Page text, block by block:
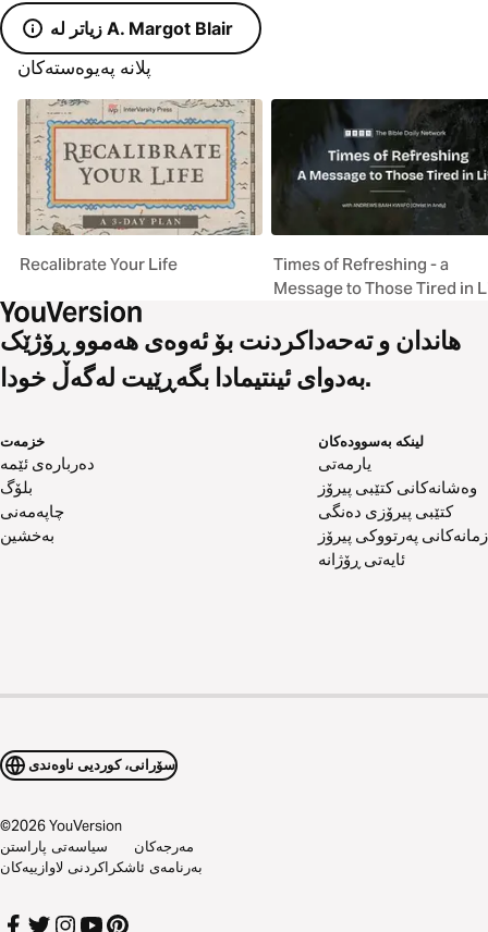
زیاتر لە A. Margot Blair
پلانە پەیوەستەکان
Recalibrate Your Life
Times of Refreshing - a
Message to Those Tired in
هاندان و تەحەداکردنت بۆ ئەوەی هەموو ڕۆژێک
بەدوای ئینتیمادا بگەڕێیت لەگەڵ خودا.
خزمەت
دەربارەی ئێمە
بلۆگ
چاپەمەنی
بەخشین
لینکە بەسوودەکان
یارمەتی
وەشانەکانی کتێبی پیرۆز
کتێبی پیرۆزی دەنگی
زمانەکانی پەرتووکی پیرۆز
ئایەتی ڕۆژانە
سۆرانی، کوردیی ناوەندی
©2026YouVersion
سیاسەتی پاراستن
مەرجەکان
بەرنامەی ئاشکراکردنی لاوازییەکان